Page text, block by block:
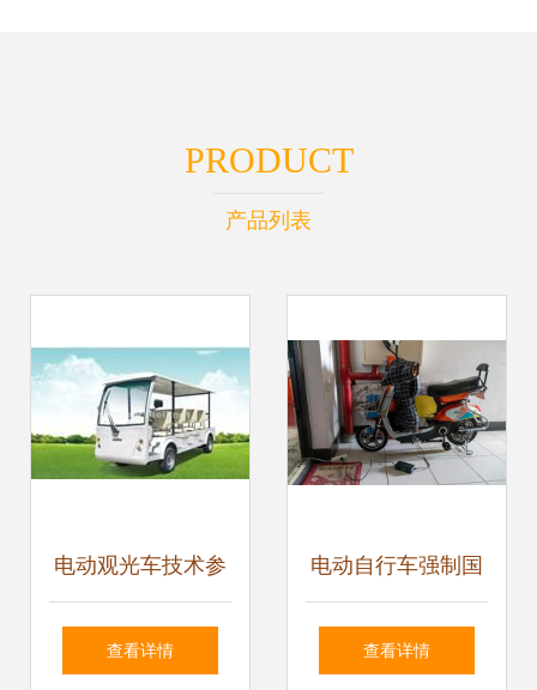
PRODUCT
产品列表
电动观光车技术参
数分析
查看详情
电动自行车强制国
标出台 血的教训催
查看详情